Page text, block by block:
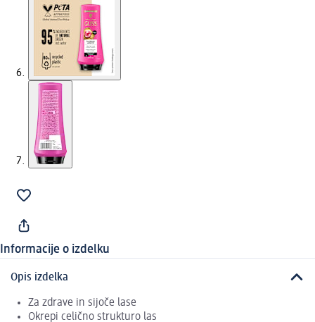
Informacije o izdelku
Opis izdelka
Za zdrave in sijoče lase
Okrepi celično strukturo las